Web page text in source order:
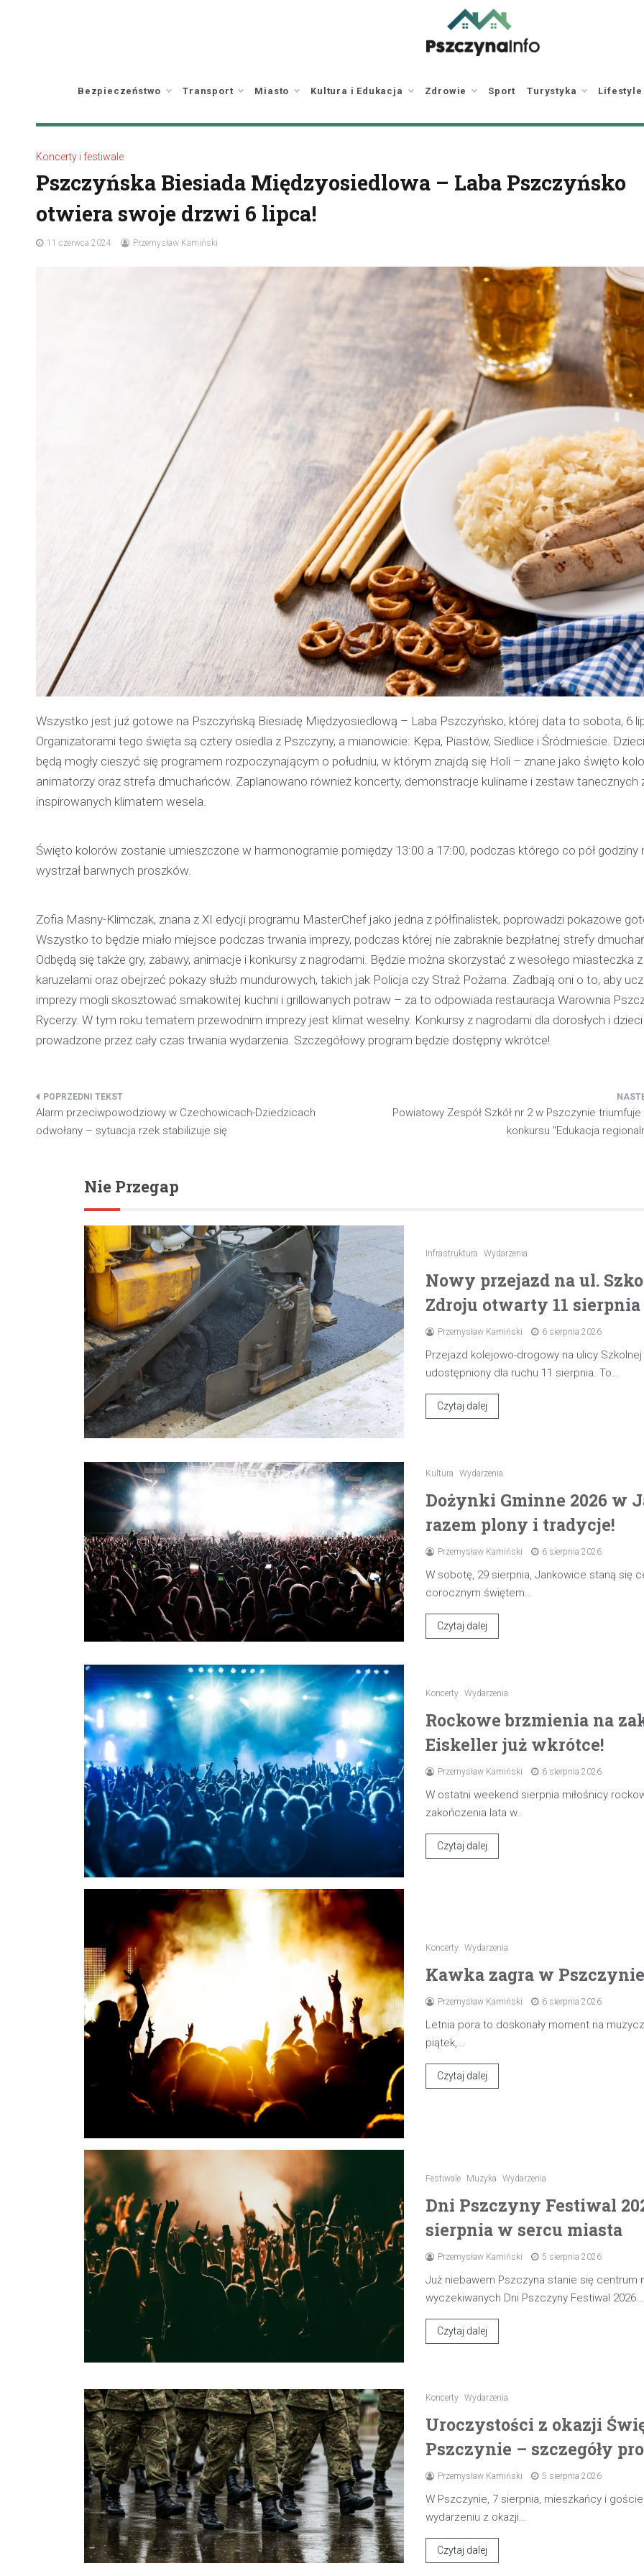
Bezpieczeństwo Transport Miasto Kultura i Edukacja Zdrowie Sport Turystyka Lifestyle
Koncerty i festiwale
Pszczyńska Biesiada Międzyosiedlowa – Laba Pszczyńsko
otwiera swoje drzwi 6 lipca!
11 czerwca 2024 Przemysław Kamiński
Wszystko jest już gotowe na Pszczyńską Biesiadę Międzyosiedlową – Laba Pszczyńsko, której data to sobota, 6
Organizatorami tego święta są cztery osiedla z Pszczyny, a mianowicie: Kępa, Piastów, Siedlice i Śródmieście.
będą mogły cieszyć się programem rozpoczynającym o południu, w którym znajdą się Holi – znane jako święto
animatorzy oraz strefa dmuchańców. Zaplanowano również koncerty, demonstracje kulinarne i zestaw tanecznych
inspirowanych klimatem wesela.
Święto kolorów zostanie umieszczone w harmonogramie pomiędzy 13:00 a 17:00, podczas którego co pół godziny
wystrzał barwnych proszków.
Zofia Masny-Klimczak, znana z XI edycji programu MasterChef jako jedna z półfinalistek, poprowadzi pokazowe
Wszystko to będzie miało miejsce podczas trwania imprezy, podczas której nie zabraknie bezpłatnej strefy
Odbędą się także gry, zabawy, animacje i konkursy z nagrodami. Będzie można skorzystać z wesołego miasteczka z
karuzelami oraz obejrzeć pokazy służb mundurowych, takich jak Policja czy Straż Pożarna. Zadbają oni o to, aby
imprezy mogli skosztować smakowitej kuchni i grillowanych potraw – za to odpowiada restauracja Warownia
Rycerzy. W tym roku tematem przewodnim imprezy jest klimat weselny. Konkursy z nagrodami dla dorosłych i
prowadzone przez cały czas trwania wydarzenia. Szczegółowy program będzie dostępny wkrótce!
Nawigacja
wpisu
Alarm przeciwpowodziowy w Czechowicach-Dziedzicach
odwołany – sytuacja rzek stabilizuje się
Powiatowy Zespół Szkół nr 2 w Pszczynie triumfuje
konkursu "Edukacja
Kronika policyjna
Policjant poza służbą
pijanego kierowcę
31 marca 2026
W trakcie podróży drogą S1
w kierunku Woli, funkcjonariusz
Nie Przegap
Infrastruktura Wydarzenia
Nowy przejazd na ul.
Zdroju otwarty 11 sierpnia
Przemysław Kamiński 6 sierpnia 2026
Przejazd kolejowo-drogowy na ulicy
udostępniony dla ruchu 11 sierpnia. To…
Czytaj dalej
Kultura Wydarzenia
Dożynki Gminne 2026 w
razem plony i tradycje!
Przemysław Kamiński 6 sierpnia 2026
W sobotę, 29 sierpnia, Jankowice staną się
corocznym świętem…
Czytaj dalej
Koncerty Wydarzenia
Rockowe brzmienia na
Eiskeller już wkrótce!
Przemysław Kamiński 6 sierpnia 2026
W ostatni weekend sierpnia miłośnicy
zakończenia lata w…
Czytaj dalej
Koncerty Wydarzenia
Kawka zagra w
Przemysław Kamiński 6 sierpnia 2026
Letnia pora to doskonały moment na
piątek,…
Czytaj dalej
Festiwale Muzyka Wydarzenia
Dni Pszczyny Festiwal
sierpnia w sercu miasta
Przemysław Kamiński 5 sierpnia 2026
Już niebawem Pszczyna stanie się
wyczekiwanych Dni Pszczyny Festiwal 2026.…
Czytaj dalej
Koncerty Wydarzenia
Uroczystości z okazji
Pszczynie – szczegóły
Przemysław Kamiński 5 sierpnia 2026
W Pszczynie, 7 sierpnia, mieszkańcy i
wydarzeniu z okazji…
Czytaj dalej